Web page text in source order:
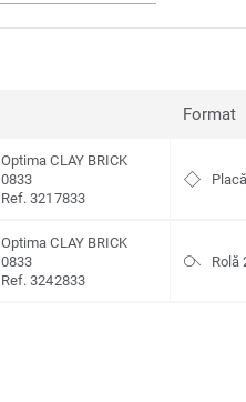
Format
Optima CLAY BRICK
0833
Ref. 3217833
Optima CLAY BRICK
0833
Ref. 3242833
Rolă